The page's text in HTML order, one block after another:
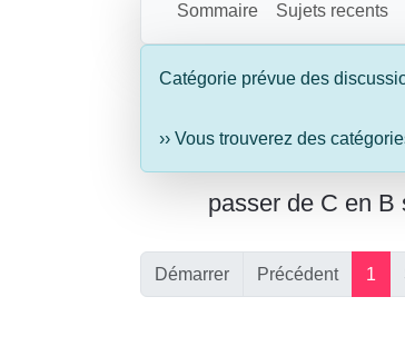
Sommaire Sujets recents
Catégorie prévue des
›› Vous trouverez des
passer de C en B
Démarrer Précédent 1